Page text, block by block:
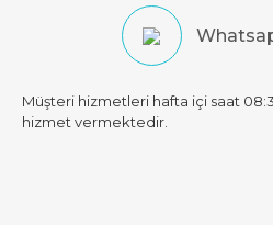
Müşteri hizmetleri hafta içi saat
hizmet vermektedir.